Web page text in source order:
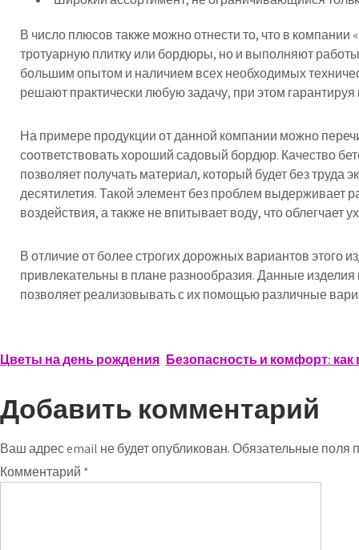
В число плюсов также можно отнести то, что в
тротуарную плитку или бордюры, но и выполняют
большим опытом и наличием всех необходимых
решают практически любую задачу, при этом
На примере продукции от данной компании можно
соответствовать хороший садовый бордюр. Качество
позволяет получать материал, который будет без труда
десятилетия. Такой элемент без проблем выдерживает
воздействия, а также не впитывает воду, что облегчает
В отличие от более строгих дорожных вариантов этого
привлекательны в плане разнообразия. Данные
позволяет реализовывать с их помощью различные
Навигация
по
записям
Цветы на день рождения Безопасность и комфорт:
Добавить комментарий
Ваш адрес email не будет опубликован.Обязательные поля
Комментарий *